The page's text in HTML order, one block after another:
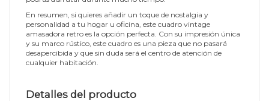
En resumen, si quieres añadir un toque de nostalgia y
personalidad a tu hogar u oficina, este cuadro vintage
amasadora retro es la opción perfecta. Con su impresión única
y su marco rústico, este cuadro es una pieza que no pasará
desapercibida y que sin duda será el centro de atención de
cualquier habitación.
Detalles del producto